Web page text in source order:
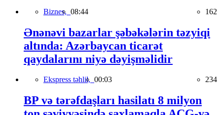
Biznes, 08:44 162
Ənənəvi bazarlar şəbəkələrin təzyiqi
altında: Azərbaycan ticarət
qaydalarını niyə dəyişməlidir
Ekspress təhlil, 00:03 234
BP və tərəfdaşları hasilatı 8 milyon